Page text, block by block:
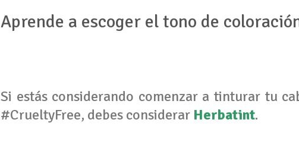
Aprende a escoger el tono de
Si estás considerando comenzar a tinturar tu
#CrueltyFree, debes considerar Herbatint.